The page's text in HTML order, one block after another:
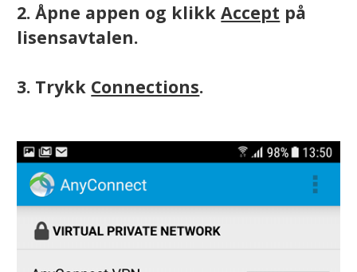
2. Åpne appen og klikkAccept på
lisensavtalen.
3. Trykk Connections.